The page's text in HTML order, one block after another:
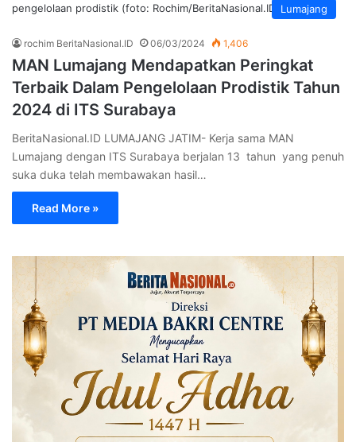
Lumajang
pengelolaan prodistik (foto: Rochim/BeritaNasional.ID)
rochim BeritaNasional.ID 06/03/2024 1,406
MAN Lumajang Mendapatkan Peringkat
Terbaik Dalam Pengelolaan Prodistik Tahun
2024 di ITS Surabaya
BeritaNasional.ID LUMAJANG JATIM- Kerja sama MAN
Lumajang dengan ITS Surabaya berjalan 13 tahun yang penuh
suka duka telah membawakan hasil…
Read More »